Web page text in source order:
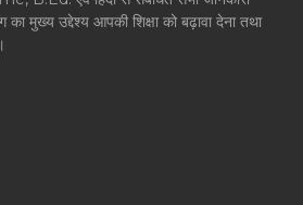
मुख्य उद्देश्य आपकी शिक्षा को बढ़ावा देना तथा